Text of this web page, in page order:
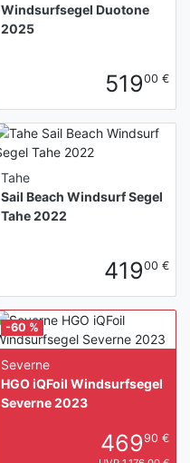
Windsurfsegel Duotone
2025
51900 €
Tahe
Sail Beach Windsurf Segel
Tahe 2022
41900 €
Severne
HGO iQFoil Windsurfsegel
Severne 2023
46990 €
-60 %